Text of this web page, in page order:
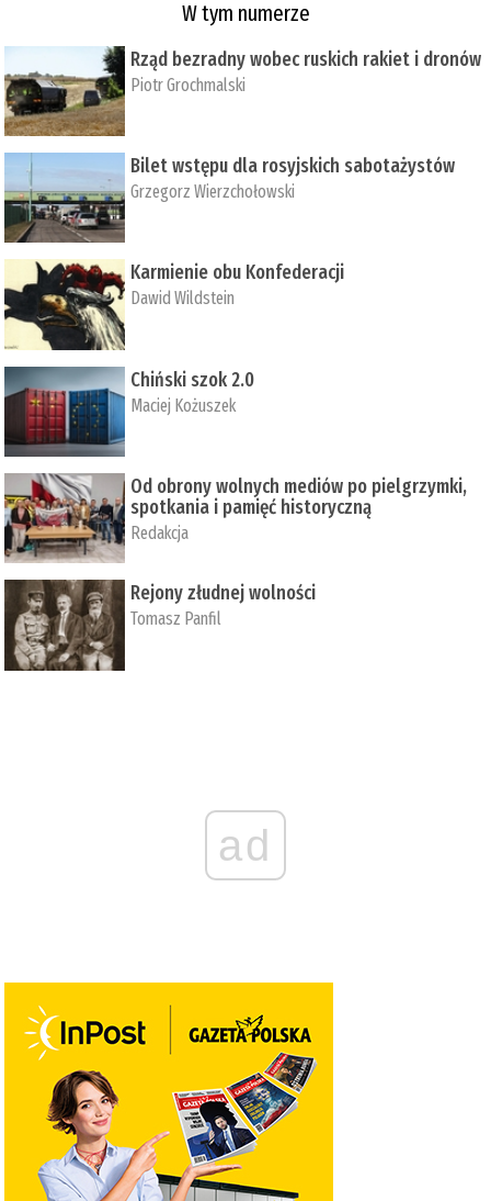
W tym numerze
Rząd bezradny wobec ruskich rakiet i dronów
Piotr Grochmalski
Bilet wstępu dla rosyjskich sabotażystów
Grzegorz Wierzchołowski
Karmienie obu Konfederacji
Dawid Wildstein
Chiński szok 2.0
Maciej Kożuszek
Od obrony wolnych mediów po pielgrzymki,
spotkania i pamięć historyczną
Redakcja
Rejony złudnej wolności
Tomasz Panfil
ad